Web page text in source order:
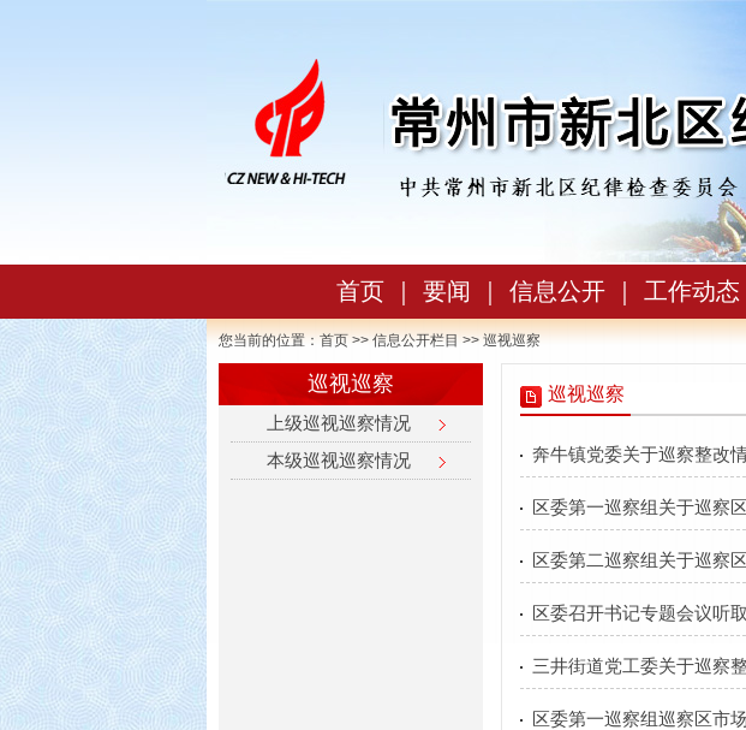
首页 要闻 信息公开 工作动态
您当前的位置： 首页 >> 信息公开栏目 >> 巡视巡察
巡视巡察
上级巡视巡察情况
本级巡视巡察情况
巡视巡察
奔牛镇党委关于巡察整改
区委第一巡察组关于巡察
区委第二巡察组关于巡察
区委召开书记专题会议听
三井街道党工委关于巡察
区委第一巡察组巡察区市